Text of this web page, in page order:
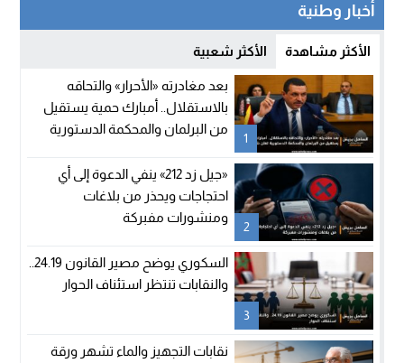
أخبار وطنية
الأكثر مشاهدة الأكثر شعبية
1
بعد مغادرته «الأحرار» والتحاقه
بالاستقلال.. أمبارك حمية يستقيل
من البرلمان والمحكمة الدستورية
2
«جيل زد 212» ينفي الدعوة إلى أي
احتجاجات ويحذر من بلاغات
ومنشورات مفبركة
3
والنقابات تنتظر استئناف الحوار
نقابات التجهيز والماء تشهر ورقة